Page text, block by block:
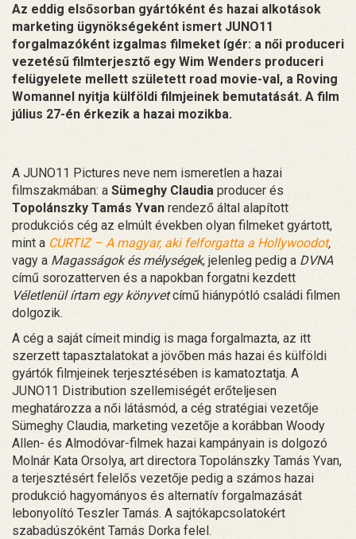
Az eddig elsősorban gyártóként és hazai alkotások
marketing ügynökségeként ismert JUNO11
forgalmazóként izgalmas filmeket ígér: a női produceri
vezetésű filmterjesztő egy Wim Wenders produceri
felügyelete mellett született road movie-val, a Roving
Womannel nyitja külföldi filmjeinek bemutatását. A film
július 27-én érkezik a hazai mozikba.
A JUNO11 Pictures neve nem ismeretlen a hazai
filmszakmában: a Sümeghy Claudia producer és
Topolánszky Tamás Yvan rendező által alapított
produkciós cég az elmúlt években olyan filmeket gyártott,
mint a CURTIZ – A magyar, aki felforgatta a Hollywoodot,
vagy a Magasságok és mélységek, jelenleg pedig a DVNA
című sorozatterven és a napokban forgatni kezdett
Véletlenül írtam egy könyvetcímű hiánypótló családi filmen
dolgozik.
A cég a saját címeit mindig is maga forgalmazta, az itt
szerzett tapasztalatokat a jövőben más hazai és külföldi
gyártók filmjeinek terjesztésében is kamatoztatja. A
JUNO11 Distribution szellemiségét erőteljesen
meghatározza a női látásmód, a cég stratégiai vezetője
Sümeghy Claudia, marketing vezetője a korábban Woody
Allen- és Almodóvar-filmek hazai kampányain is dolgozó
Molnár Kata Orsolya, art directora Topolánszky Tamás Yvan,
a terjesztésért felelős vezetője pedig a számos hazai
produkció hagyományos és alternatív forgalmazását
lebonyolító Teszler Tamás. A sajtókapcsolatokért
szabadúszóként Tamás Dorka felel.